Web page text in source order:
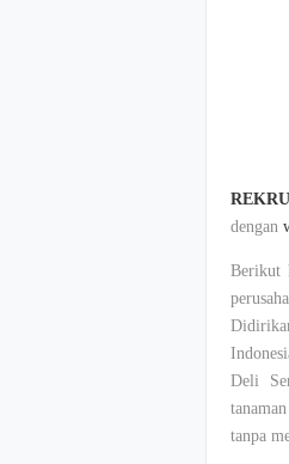
dengan
Berikut
Deli
tanpa